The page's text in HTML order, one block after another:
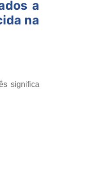
a
na
significa